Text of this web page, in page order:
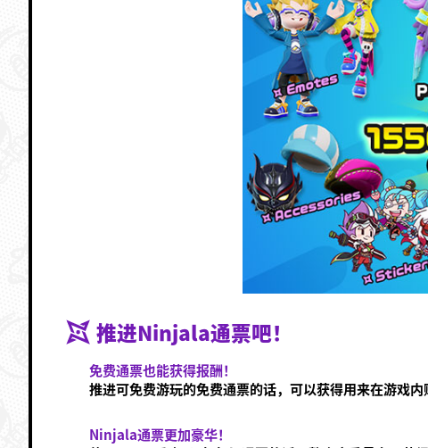
推进Ninjala通票吧！
免费通票也能获得报酬！
推进可免费游玩的免费通票的话，可以获得用来在游戏
Ninjala通票更加豪华！